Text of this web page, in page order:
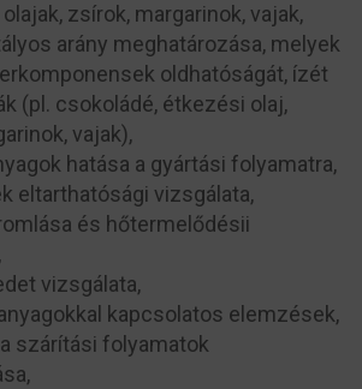
zsírok, margarinok, vajak,
arány meghatározása, melyek
oldhatóságát, ízét
(pl. csokoládé, étkezési olaj,
vajak),
hatása a gyártási folyamatra,
eltarthatósági vizsgálata,
és hőtermelődésii
vizsgálata,
kapcsolatos elemzések,
szárítási folyamatok